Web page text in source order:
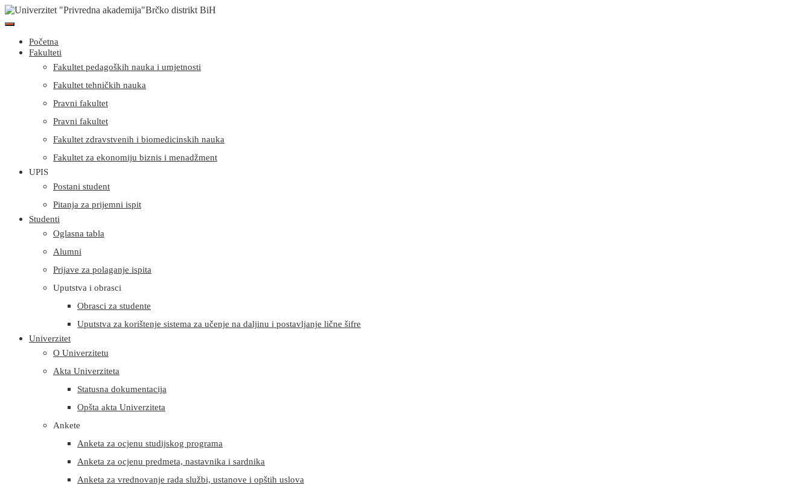
Početna
Fakulteti
Fakultet pedagoških nauka i umjetnosti
Fakultet tehničkih nauka
Pravni fakultet
Pravni fakultet
Fakultet zdravstvenih i biomedicinskih nauka
Fakultet za ekonomiju biznis i menadžment
UPIS
Postani student
Pitanja za prijemni ispit
Studenti
Oglasna tabla
Alumni
Prijave za polaganje ispita
Uputstva i obrasci
Obrasci za studente
Uputstva za korištenje sistema za učenje na daljinu i postavljanje lične šifre
Univerzitet
O Univerzitetu
Akta Univerziteta
Statusna dokumentacija
Opšta akta Univerziteta
Ankete
Anketa za ocjenu studijskog programa
Anketa za ocjenu predmeta, nastavnika i sardnika
Anketa za vrednovanje rada službi, ustanove i opštih uslova